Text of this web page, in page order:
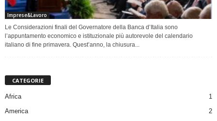
Imprese&Lavoro
Le Considerazioni finali del Governatore della Banca d’Italia sono
l’appuntamento economico e istituzionale più autorevole del calendario
italiano di fine primavera. Quest’anno, la chiusura...
CATEGORIE
Africa
1
America
2